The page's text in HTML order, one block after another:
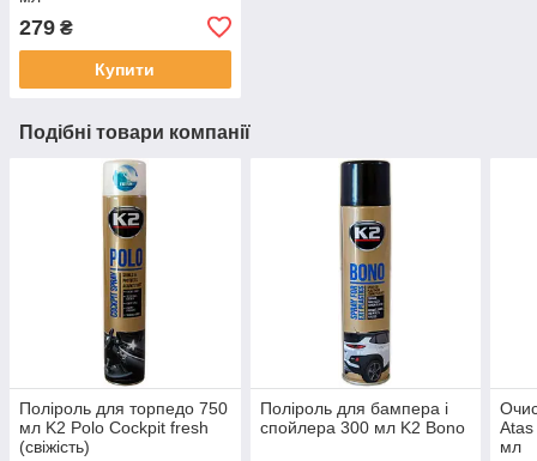
279 ₴
Купити
Подібні товари компанії
Поліроль для торпедо 750
мл K2 Polo Cockpit fresh
(свіжість)
Поліроль для бампера і
спойлера 300 мл K2 Bono
мл